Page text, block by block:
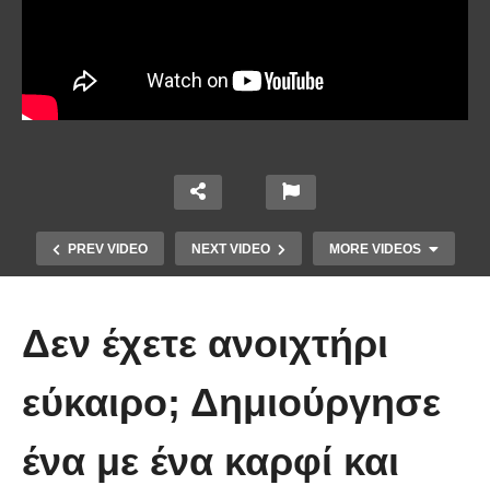
PREV VIDEO NEXT VIDEO MORE VIDEOS
Δεν έχετε ανοιχτήρι
εύκαιρο; Δημιούργησε
ένα με ένα καρφί και